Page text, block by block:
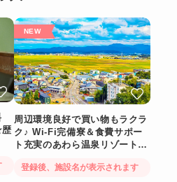
周辺環境良好で買い物もラクラ
ク♪ Wi-Fi完備寮＆食費サポー
ト充実のあわら温泉リゾートバ
登録後、施設名が表示されます